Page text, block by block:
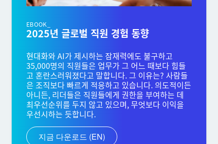
EBOOK_
2025년 글로벌 직원 경험 동향
현대화와 AI가 제시하는 잠재력에도 불구하고
35,000명의 직원들은 업무가 그 어느 때보다 힘들
고 혼란스러워졌다고 말합니다. 그 이유는? 사람들
은 조직보다 빠르게 적응하고 있습니다. 의도적이든
아니든, 리더들은 직원들에게 권한을 부여하는 데
최우선순위를 두지 않고 있으며, 무엇보다 이익을
우선시하는 듯합니다.
지금 다운로드 (EN)